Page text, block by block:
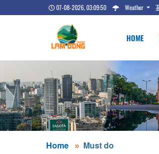
07-08-2026, 03:09:51 Weather
HOME
Home Must do